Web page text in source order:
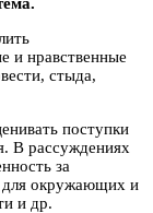
и нравственные
стыда,
поступки
В рассуждениях
за
для окружающих и
и др.